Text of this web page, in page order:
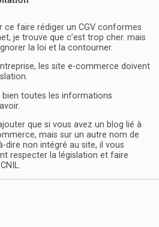
ce faire rédiger un CGV conformes
je trouve que c’est trop cher. mais
la loi et la contourner.
les site e-commerce doivent
bien toutes les informations
que si vous avez un blog lié à
mais sur un autre nom de
dire non intégré au site, il vous
respecter la législation et faire